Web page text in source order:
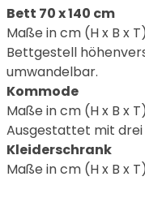
Bett 70 x 140 cm
Maße in cm (H x B x
Bettgestell
umwandelbar.
Kommode
Maße in cm (H x B x
Ausgestattet mit drei
Kleiderschrank
Maße in cm (H x B x